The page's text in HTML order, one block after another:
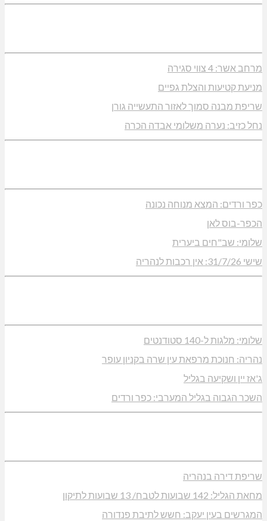
מרחב אשר: 4 צווי סגירה
מניעת קטיעות והצלת גפיים
שריפת מבנה סמוך לאזור התעשייה גורן
נחל כזיב: נערה משלומי אבדה הכרה
כפר ורדים: המצא מנוחה נכונה
הכפר-בוס לאן
שלומי: שב"חים ביערית
שישי 31/7/26: אין רכבות לנהריה
שלומי: מלגות ל-140 סטודנטים
נהריה: חנוכת מרפאת עין שרה בקניון עופר
ג'אז יין ושקיעה בגליל
השכר הגבוה בגליל המערבי: כפר ורדים
שריפת דירה בנהריה
מחאת הגליל: 142 שבועות לטבח/ 13 שבועות לתיקון
המגרשים בעין יעקב: חשש לתיבת פנדורה